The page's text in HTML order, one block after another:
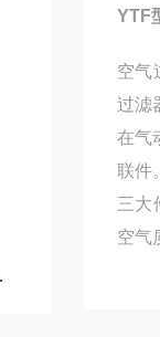
YTF
空气
过滤
在气
联件
三大
空气